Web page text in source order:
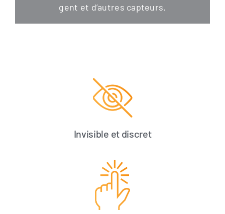
gent et d’autres capteurs.
Invisible et discret